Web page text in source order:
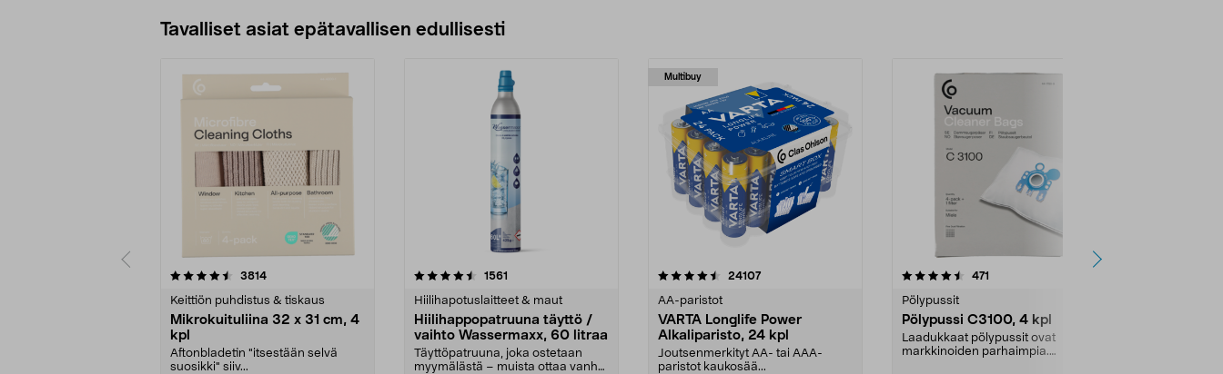
Tavalliset asiat epätavallisen edullisesti
3814arvostelut
Keittiön puhdistus & tiskaus
Mikrokuituliina 32 x 31 cm, 4
kpl
Aftonbladetin "itsestään selvä
suosikki" siiv...
4.5viidestä
1561
Hiilihapotuslaitteet & maut
Hiilihappopatruuna täyttö /
vaihto Wassermaxx, 60 litraa
Täyttöpatruuna, joka ostetaan
myymälästä – muista ottaa vanha
Multibuy
4.5viidestä
24107arvostelut
AA-paristot
VARTA Longlife Power
Alkaliparisto, 24 kpl
Joutsenmerkityt AA- tai AAA-
paristot kaukosää...
4.5viidestä
471
Pölypussit
Pölypussi C3100, 4 kpl
Laadukkaat pölypussit ovat
markkinoiden parhaimpia.
4.5viidestä